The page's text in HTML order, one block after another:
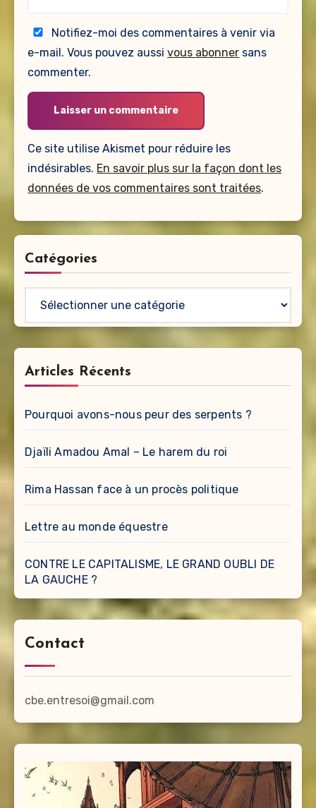
Notifiez-moi des commentaires à venir via
e-mail. Vous pouvez aussivous abonner sans
commenter.
Ce site utilise Akismet pour réduire les
indésirables. En savoir plus sur la façon dont les
données de vos commentaires sont traitées.
Catégories
Articles Récents
Pourquoi avons-nous peur des serpents ?
Djaïli Amadou Amal – Le harem du roi
Rima Hassan face à un procès politique
Lettre au monde équestre
CONTRE LE CAPITALISME, LE GRAND OUBLI DE
LA GAUCHE ?
Contact
cbe.entresoi@gmail.com